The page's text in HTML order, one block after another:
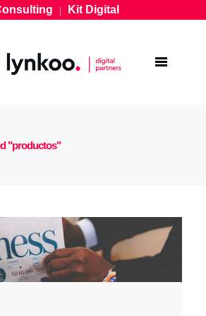
|Kit Digital
"productos"